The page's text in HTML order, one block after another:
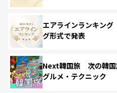
エアラインランキン
グ形式で発表
Next韓国旅 次の韓国
グルメ・テクニック